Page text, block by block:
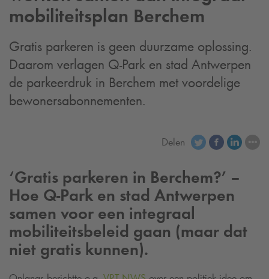
mobiliteitsplan Berchem
Gratis parkeren is geen duurzame oplossing.
Daarom verlagen Q-Park en stad Antwerpen
de parkeerdruk in Berchem met voordelige
bewonersabonnementen.
Delen
‘Gratis parkeren in Berchem?’ –
Hoe Q-Park en stad Antwerpen
samen voor een integraal
mobiliteitsbeleid gaan (maar dat
niet gratis kunnen).